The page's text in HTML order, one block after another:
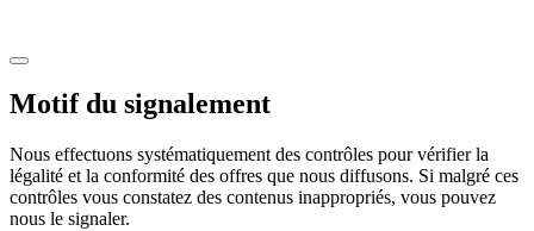
Motif du signalement
Nous effectuons systématiquement des contrôles pour vérifier la
légalité et la conformité des offres que nous diffusons. Si malgré ces
contrôles vous constatez des contenus inappropriés, vous pouvez
nous le signaler.